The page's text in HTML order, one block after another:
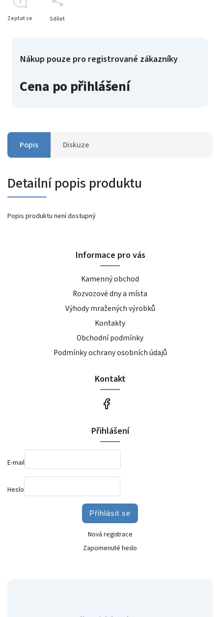
Cena po přihlášení
Nákup pouze pro registrované zákazníky
Zeptat se Sdílet
Popis Diskuze
Detailní popis produktu
Popis produktu není dostupný
Informace pro vás
Kamenný obchod
Rozvozové dny a místa
Výhody mražených výrobků
Kontakty
Obchodní podmínky
Podmínky ochrany osobních údajů
Kontakt
Přihlášení
E-mail
Heslo
Přihlásit se
Nová registrace
Zapomenuté heslo